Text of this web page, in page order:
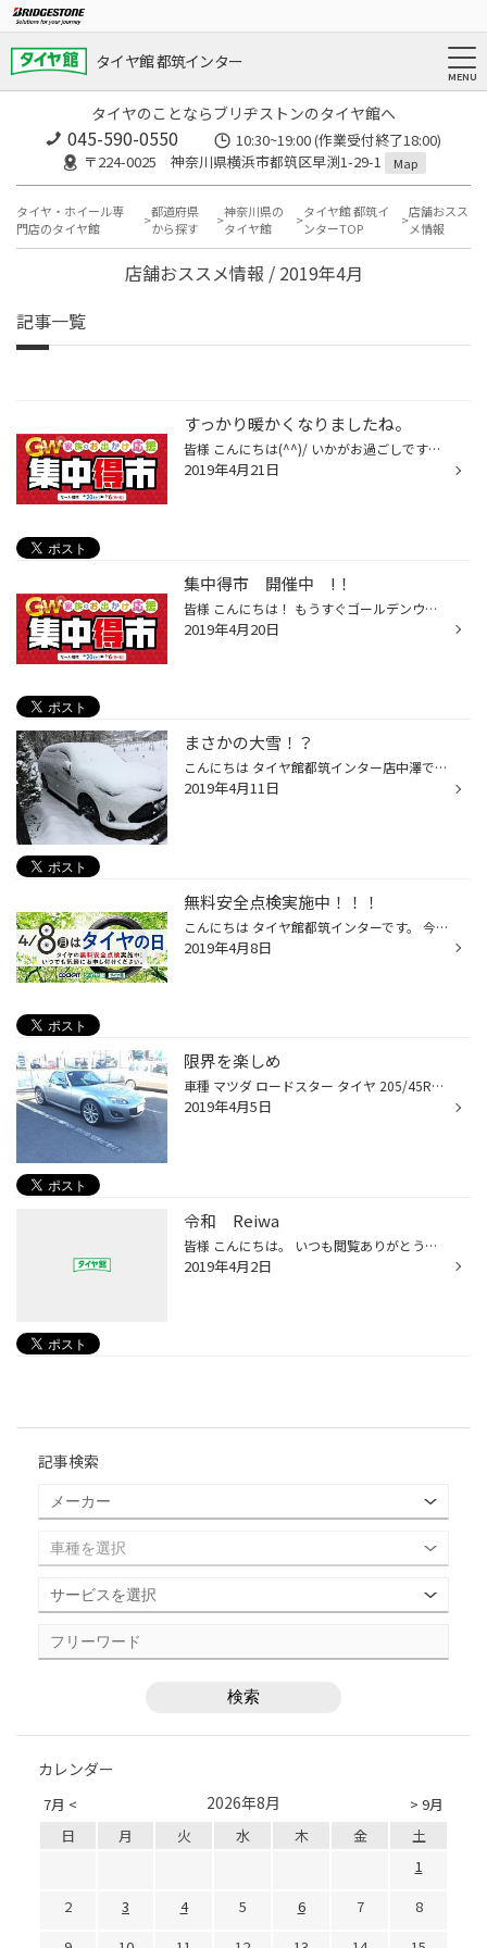
タイヤ館 都筑インター
タイヤのことならブリヂストンのタイヤ館へ
045-590-0550
10:30~19:00 (作業受付終了18:00)
〒224-0025 神奈川県横浜市都筑区早渕1-29-1
Map
タイヤ・ホイール専
門店のタイヤ館
都道府県
から探す
神奈川県の
タイヤ館
タイヤ館 都筑イ
ンターTOP
店舗おスス
メ情報
店舗おススメ情報 / 2019年4月
記事一覧
すっかり暖かくなりましたね。
皆様 こんにちは(^^)/ いかがお過ごしですか？ 今日も良いお天気でお出かけ日和ですね♪ お花も綺麗に咲いてるので 大きい公園でピクニックしたい気分です(*'ω'*) そろそろバーベキューもいいですね！ 皆様はゴールデンウィークはどちらにお出かけになるのかなぁ～ お出かけプランを想像するだけで、...
2019年4月21日
集中得市 開催中 !！
皆様 こんにちは！ もうすぐゴールデンウイークがはじまりますね！(≧▽≦) 楽しみな反面、お仕事頑張って、お休みまでに終わらせないとですね！ 安全に愛車にお乗りいただく為にも タイヤ館の無料安全点検をご利用下さい！ タイヤのチェックやバッテリー点検も無料で出来ますよ♪ タイヤのご購入も今が...
2019年4月20日
まさかの大雪！？
こんにちは タイヤ館都筑インター店中澤です。 長野出身の私は、昨日長野に行って参りました。 なんと、長野は大雪でした。 朝起きると一面真っ白... 愛車も真っ白に... 今シーズン一番の雪だったかも？ 北陸方面にお出かけの方は、まだスタッドレスが手放せませんね。 雪道の運転はお気をつけて。 ...
2019年4月11日
無料安全点検実施中！！！
こんにちは タイヤ館都筑インターです。 今日は何の日？ 本日、4月8日はタイヤの日です。 空気圧に点検もお忘れなく。 タイヤの事ならタイヤ館におまかせください！ また、タイヤ館では無料安全点検を実施しております。 オイル(エンジン、AT)、バッテリー、エアコンフィルター、ワイパーなど、 安...
2019年4月8日
限界を楽しめ
車種 マツダ ロードスター タイヤ 205/45R17 ポテンザS007A こんにちは タイヤ館都筑インターです。 本日のご紹介は、ロードスターのタイヤ交換です。 タイヤはブリヂストンタイヤの中でも、プレミアムなスポーツタイヤ、 ポテンザのS007Aです。 是非、1度履いて、走りの良さを実感してください！ ...
2019年4月5日
令和 Reiwa
皆様 こんにちは。 いつも閲覧ありがとうございます。 昨日は、新元号が発表されましたね。 令和 （れいわ）・・・聞き慣れない響きです。 いつになったら慣れるかなぁ・・・ 「令和」の意味が気になったので調べてみました。 人々が美しく心寄せ合う中で文化が生まれ育つ。 梅の花のように、日本人...
2019年4月2日
記事検索
カレンダー
7月 < > 9月
2026年8月
日 月 火 水 木 金
土
1
2
3 4 5 6 7
8